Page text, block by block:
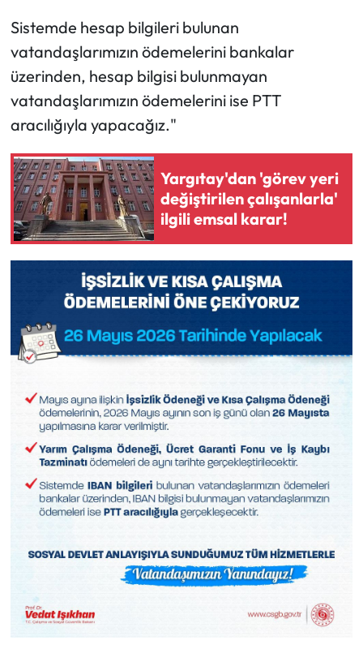
Sistemde hesap bilgileri bulunan
vatandaşlarımızın ödemelerini bankalar
üzerinden, hesap bilgisi bulunmayan
vatandaşlarımızın ödemelerini ise PTT
aracılığıyla yapacağız."
Yargıtay'dan 'görev yeri
değiştirilen çalışanlarla'
ilgili emsal karar!